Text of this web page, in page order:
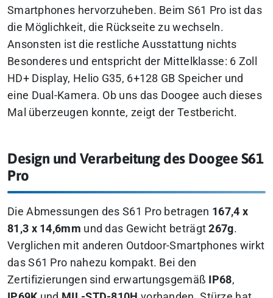
Smartphones hervorzuheben. Beim S61 Pro ist das
die Möglichkeit, die Rückseite zu wechseln.
Ansonsten ist die restliche Ausstattung nichts
Besonderes und entspricht der Mittelklasse: 6 Zoll
HD+ Display, Helio G35, 6+128 GB Speicher und
eine Dual-Kamera. Ob uns das Doogee auch dieses
Mal überzeugen konnte, zeigt der Testbericht.
Design und Verarbeitung des Doogee S61
Pro
Die Abmessungen des S61 Pro betragen 167,4 x
81,3 x 14,6mm und das Gewicht beträgt267g.
Verglichen mit anderen Outdoor-Smartphones wirkt
das S61 Pro nahezu kompakt. Bei den
Zertifizierungen sind erwartungsgemäß
IP68,